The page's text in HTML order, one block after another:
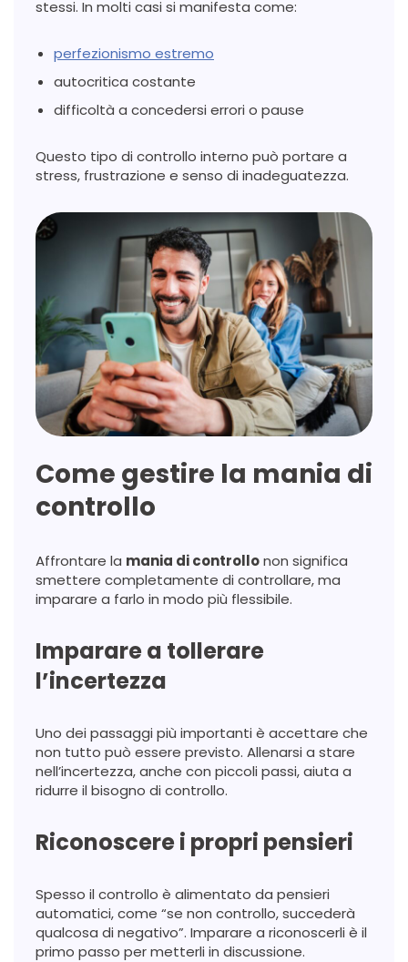
stessi. In molti casi si manifesta come:
perfezionismo estremo
autocritica costante
difficoltà a concedersi errori o pause
Questo tipo di controllo interno può portare a
stress, frustrazione e senso di inadeguatezza.
Come gestire la mania di
controllo
Affrontare la mania di controllonon significa
smettere completamente di controllare, ma
imparare a farlo in modo più flessibile.
Imparare a tollerare
l’incertezza
Uno dei passaggi più importanti è accettare che
non tutto può essere previsto. Allenarsi a stare
nell’incertezza, anche con piccoli passi, aiuta a
ridurre il bisogno di controllo.
Riconoscere i propri pensieri
Spesso il controllo è alimentato da pensieri
automatici, come “se non controllo, succederà
qualcosa di negativo”. Imparare a riconoscerli è il
primo passo per metterli in discussione.